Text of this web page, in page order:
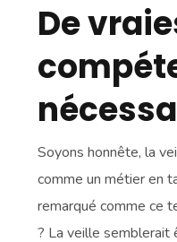
De
Soyons honnête, la
comme un métier en
remarqué comme ce
? La veille semblerait